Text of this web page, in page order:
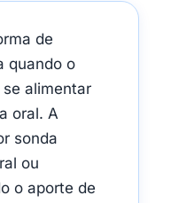
de
quando o
alimentar
oral. A
sonda
ou
o aporte de